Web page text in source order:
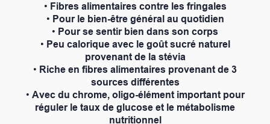
• Fibres alimentaires contre les fringales
• Pour le bien-être général au quotidien
• Pour se sentir bien dans son corps
• Peu calorique avec le goût sucré naturel
provenant de la stévia
• Riche en fibres alimentaires provenant de 3
sources différentes
• Avec du chrome, oligo-élément important pour
réguler le taux de glucose et le métabolisme
nutritionnel